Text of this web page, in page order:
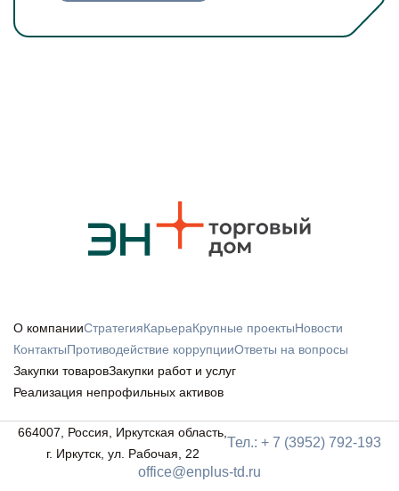
О компанииСтратегияКарьераКрупные проектыНовости
КонтактыПротиводействие коррупцииОтветы на вопросы
Закупки товаровЗакупки работ и услуг
Реализация непрофильных активов
664007, Россия, Иркутская область,
г. Иркутск, ул. Рабочая, 22
Тел.: + 7 (3952) 792-193
office@enplus-td.ru